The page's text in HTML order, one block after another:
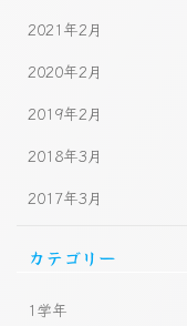
2021年2月
2020年2月
2019年2月
2018年3月
2017年3月
カテゴリー
1学年